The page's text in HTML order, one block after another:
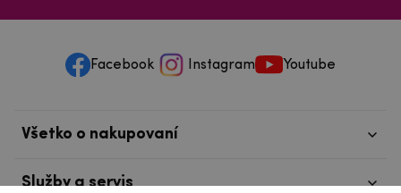
Facebook Instagram Youtube
Všetko o nakupovaní
Služby a servis